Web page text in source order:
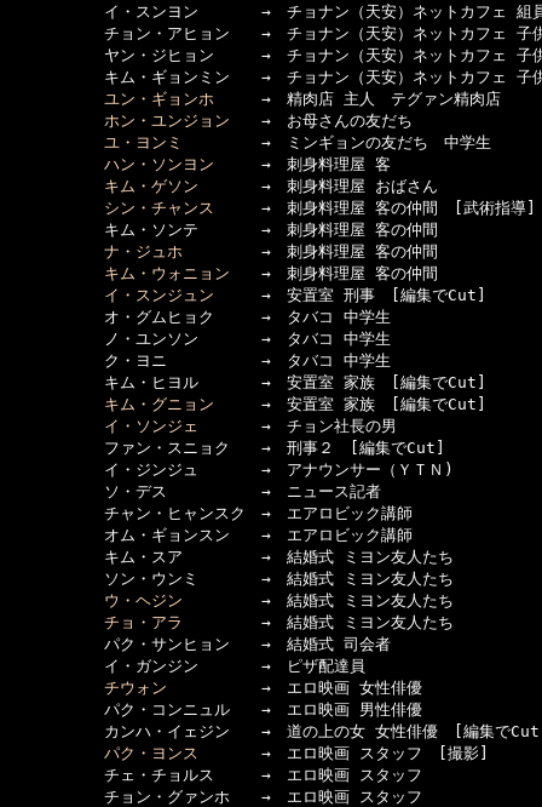
イ・スンヨン　　　　→　チョナン（天安）ネットカフェ 組
チョン・アヒョン　　→　チョナン（天安）ネットカフェ 子
ヤン・ジヒョン　　　→　チョナン（天安）ネットカフェ 子
キム・ギョンミン　　→　チョナン（天安）ネットカフェ 子
ユン・ギョンホ →　精肉店 主人　テグァン精肉店
ホン・ユンジョン →　お母さんの友だち
ユ・ヨンミ
→　ミンギョンの友だち　中学生
ハン・ソンヨン →　刺身料理屋 客
キム・ゲソン →　刺身料理屋 おばさん
シン・チャンス →　刺身料理屋 客の仲間　[武術指導]
キム・ソンテ　　　　→　刺身料理屋 客の仲間
ナ・ジュホ →　刺身料理屋 客の仲間
キム・ウォニョン →　刺身料理屋 客の仲間
イ・スンジュン →　安置室 刑事　[編集でCut]
オ・グムヒョク　　　→　タバコ 中学生
ノ・ユンソン　　　　→　タバコ 中学生
ク・ヨニ　　　　　　→　タバコ 中学生
キム・ヒヨル　　　　→　安置室 家族　[編集でCut]
キム・グニョン →　安置室 家族　[編集でCut]
イ・ソンジェ →　チョン社長の男
ファン・スニョク　　→　刑事２　[編集でCut]
イ・ジンジュ　　　　→　アナウンサー（ＹＴＮ)
ソ・デス　　　　　　→　ニュース記者
チャン・ヒャンスク　→　エアロビック講師
オム・ギョンスン　　→　エアロビック講師
キム・スア　　　　　→　結婚式 ミヨン友人たち
ソン・ウンミ　　　　→　結婚式 ミヨン友人たち
ウ・ヘジン →　結婚式 ミヨン友人たち
チョ・アラ
→　結婚式 ミヨン友人たち
パク・サンヒョン　　→　結婚式 司会者
イ・ガンジン　　　　→　ピザ配達員
チウォン →　エロ映画 女性俳優
パク・コンニュル　　→　エロ映画 男性俳優
カンハ・イェジン　　→　道の上の女 女性俳優　[編集でCut]
パク・ヨンス →　エロ映画 スタッフ　[撮影]
チェ・チョルス　　　→　エロ映画 スタッフ
チョン・グァンホ　　→　エロ映画 スタッフ